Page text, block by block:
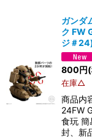
並び順:
ガンダ
ク FW
ジ＃
800円
在庫△
商品内
24FW
食玩 簡
封、新